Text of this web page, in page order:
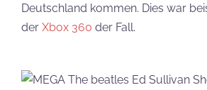
Deutschland kommen. Dies war
der Xbox 360 der Fall.